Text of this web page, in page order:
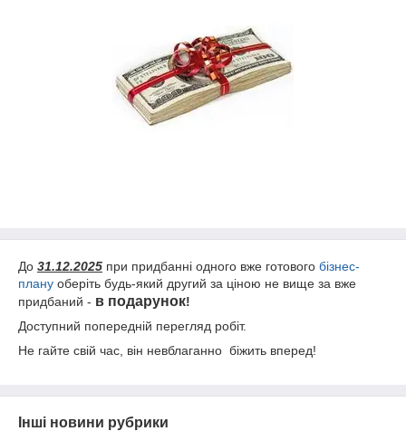
До 31.12.2025 при придбанні одного вже готового бізнес-
плану оберіть будь-який другий за ціною не вище за вже
придбаний - в подарунок!
Доступний попередній перегляд робіт.
Не гайте свій час, він невблаганно біжить вперед!
Інші новини рубрики